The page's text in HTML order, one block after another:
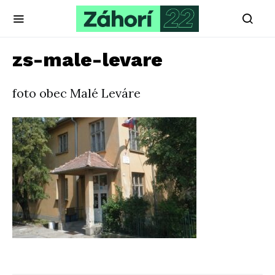
zs-male-levare
foto obec Malé Leváre